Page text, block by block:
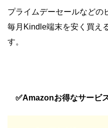
プライムデーセールなどの
毎月Kindle端末を安く買え
す。
✅Amazonお得なサービ